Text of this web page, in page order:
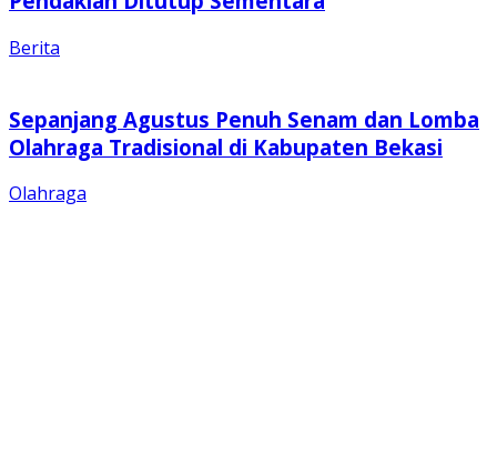
Berita
Sepanjang Agustus Penuh Senam dan Lomba
Olahraga Tradisional di Kabupaten Bekasi
Olahraga